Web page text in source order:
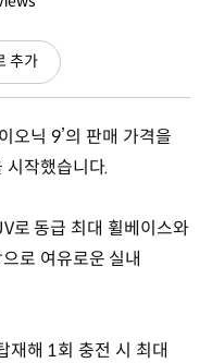
추가(새
창
오닉 9’의 판매 가격을
작했습니다.
로 동급 최대 휠베이스와
로 여유로운 실내
해 1회 충전 시 최대